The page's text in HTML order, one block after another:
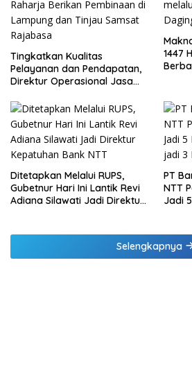
Tingkatkan Kualitas
Pelayanan dan Pendapatan,
Direktur Operasional Jasa
di Lampung dan Tinjau
Samsat Rajabasa
1447
Berbagi
Ditetapkan Melalui RUPS,
Gubetnur Hari Ini Lantik Revi
Adiana Silawati Jadi Direktur
PT
NTT
Jadi
Selengkapnya